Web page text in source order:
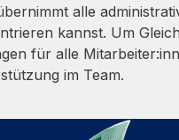
alle
kannst. Um
für alle
im Team.